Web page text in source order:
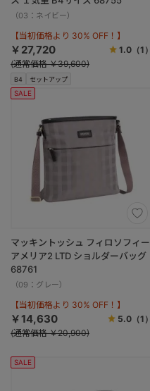
B4 セットアップ
（03：ネイビー）
【当初価格より 30% OFF！】
￥27,720 1.0（1）
(通常価格 ￥39,600)
SALE
マッキントッシュ フィロソフィー
アメリア2 LTD ショルダーバッグ
68761
（09：グレー）
【当初価格より 30% OFF！】
￥14,630 5.0（1）
(通常価格 ￥20,900)
SALE